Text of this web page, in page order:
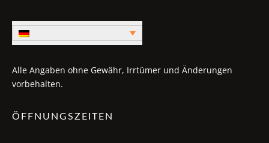
Alle Angaben ohne Gewähr, Irrtümer und Änderungen
vorbehalten.
ÖFFNUNGSZEITEN